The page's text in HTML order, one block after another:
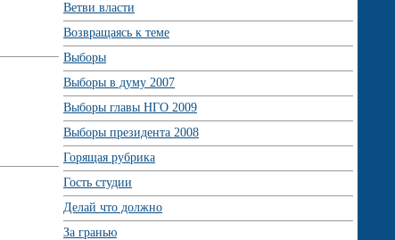
Ветви власти
Возвращаясь к теме
Выборы
Выборы в думу 2007
Выборы главы НГО 2009
Выборы президента 2008
Горящая рубрика
Гость студии
Делай что должно
За гранью